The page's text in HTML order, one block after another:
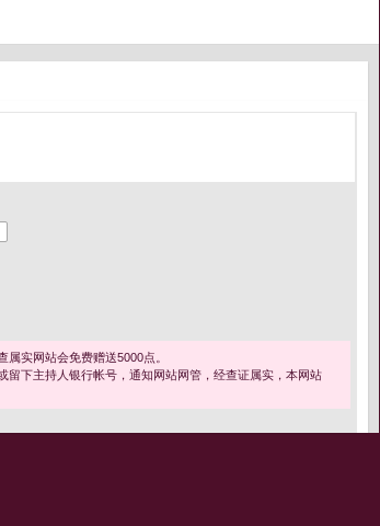
实网站会免费赠送5000点。
下主持人银行帐号，通知网站网管，经查证属实，本网站